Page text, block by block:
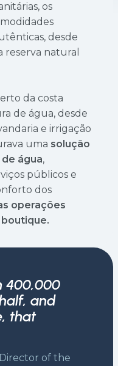
os
desde
reserva natural
da costa
de água, desde
e irrigação
uma solução
água,
públicos e
dos
operações
400,000
and
that
of the